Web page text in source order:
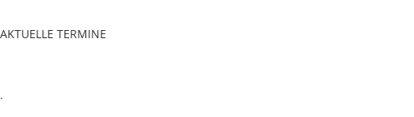
AKTUELLE TERMINE
.